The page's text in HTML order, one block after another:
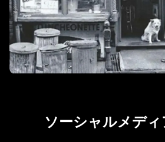
ソーシャルメディ